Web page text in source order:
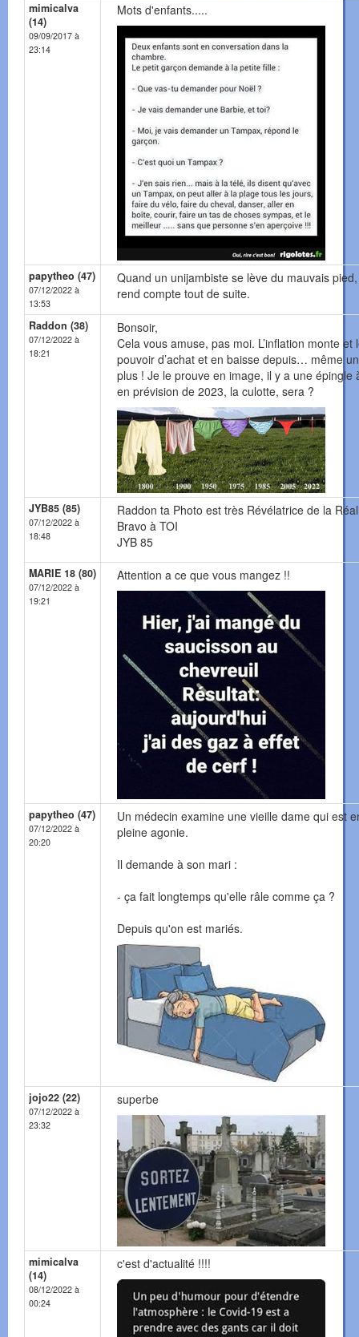
mimicalva
(14)
09/09/2017 à
23:14
Mots d'enfants.....
papytheo (47)
07/12/2022 à
13:53
Quand un unijambiste se lève du mauvais
rend compte tout de suite.
Raddon (38)
07/12/2022 à
18:21
Bonsoir,
Cela vous amuse, pas moi. L’inflation monte et
pouvoir d’achat et en baisse depuis… même
plus ! Je le prouve en image, il y a une épingle
en prévision de 2023, la culotte, sera ?
JYB85 (85)
07/12/2022 à
18:48
Raddon ta Photo est très Révélatrice de la
Bravo à TOI
JYB 85
MARIE 18 (80)
07/12/2022 à
19:21
Attention a ce que vous mangez !!
papytheo (47)
07/12/2022 à
20:20
Un médecin examine une vieille dame qui est
pleine agonie.
Il demande à son mari :
- ça fait longtemps qu'elle râle comme ça ?
Depuis qu'on est mariés.
jojo22 (22)
07/12/2022 à
23:32
superbe
mimicalva
(14)
08/12/2022 à
00:24
c'est d'actualité !!!!